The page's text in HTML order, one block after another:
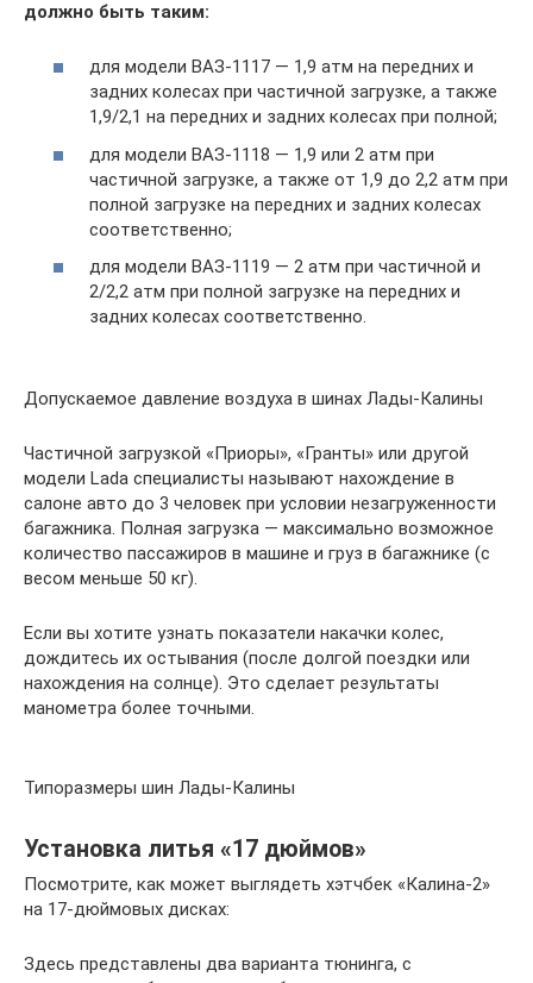
должно быть таким:
для модели ВАЗ-1117 — 1,9 атм на передних и
задних колесах при частичной загрузке, а также
1,9/2,1 на передних и задних колесах при полной;
для модели ВАЗ-1118 — 1,9 или 2 атм при
частичной загрузке, а также от 1,9 до 2,2 атм при
полной загрузке на передних и задних колесах
соответственно;
для модели ВАЗ-1119 — 2 атм при частичной и
2/2,2 атм при полной загрузке на передних и
задних колесах соответственно.
Допускаемое давление воздуха в шинах Лады-Калины
Частичной загрузкой «Приоры», «Гранты» или другой
модели Lada специалисты называют нахождение в
салоне авто до 3 человек при условии незагруженности
багажника. Полная загрузка — максимально возможное
количество пассажиров в машине и груз в багажнике (с
весом меньше 50 кг).
Если вы хотите узнать показатели накачки колес,
дождитесь их остывания (после долгой поездки или
нахождения на солнце). Это сделает результаты
манометра более точными.
Типоразмеры шин Лады-Калины
Установка литья «17 дюймов»
Посмотрите, как может выглядеть хэтчбек «Калина-2»
на 17-дюймовых дисках:
Здесь представлены два варианта тюнинга, с